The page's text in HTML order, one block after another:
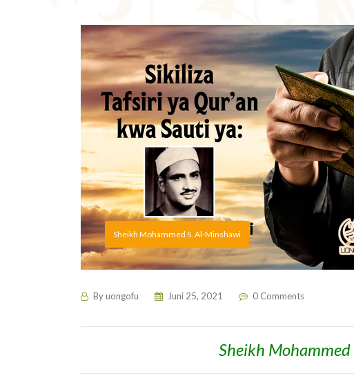
Sheikh Mohammed S. Al-Minshawi
Byuongofu Juni 25, 2021 0 Comments
Sheikh